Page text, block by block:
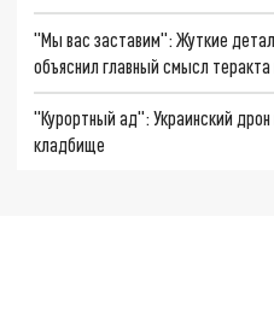
"Мы вас заставим": Жуткие
объяснил главный смысл
"Курортный ад": Украинский
кладбище